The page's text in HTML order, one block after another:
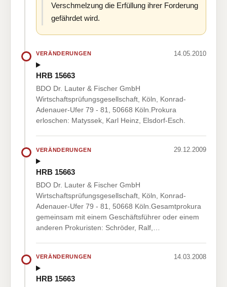
Verschmelzung die Erfüllung ihrer Forderung
gefährdet wird.
VERÄNDERUNGEN 14.05.2010
HRB 15663
BDO Dr. Lauter & Fischer GmbH
Wirtschaftsprüfungsgesellschaft, Köln, Konrad-
Adenauer-Ufer 79 - 81, 50668 Köln.Prokura
erloschen: Matyssek, Karl Heinz, Elsdorf-Esch.
VERÄNDERUNGEN 29.12.2009
HRB 15663
BDO Dr. Lauter & Fischer GmbH
Wirtschaftsprüfungsgesellschaft, Köln, Konrad-
Adenauer-Ufer 79 - 81, 50668 Köln.Gesamtprokura
gemeinsam mit einem Geschäftsführer oder einem
anderen Prokuristen: Schröder, Ralf,…
VERÄNDERUNGEN 14.03.2008
HRB 15663